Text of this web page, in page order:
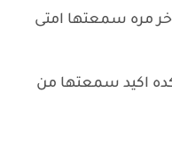
مره سمعتها امتى
اكيد سمعتها من